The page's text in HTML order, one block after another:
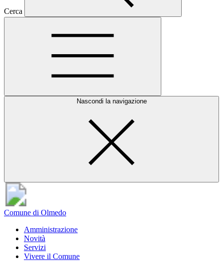
Cerca
Nascondi la navigazione
Comune di Olmedo
Amministrazione
Novità
Servizi
Vivere il Comune